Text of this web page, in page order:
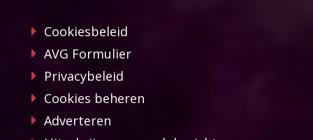
Cookiesbeleid
AVG Formulier
Privacybeleid
Cookies beheren
Adverteren